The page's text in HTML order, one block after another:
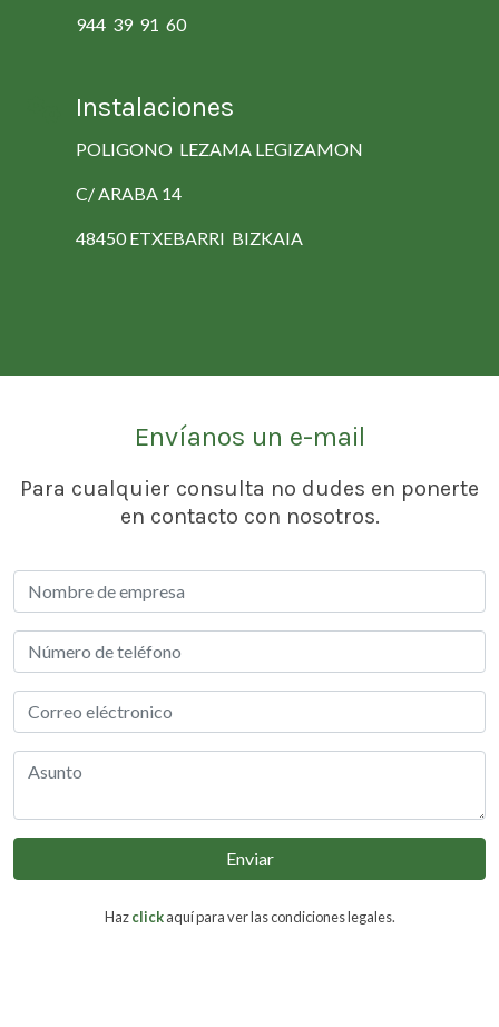
944 39 91 60
Instalaciones
POLIGONO LEZAMA LEGIZAMON
C/ ARABA 14
48450 ETXEBARRI BIZKAIA
Envíanos un e-mail
Para cualquier consulta no dudes en ponerte
en contacto con nosotros.
Enviar
Hazclickaquí para ver las condiciones legales.